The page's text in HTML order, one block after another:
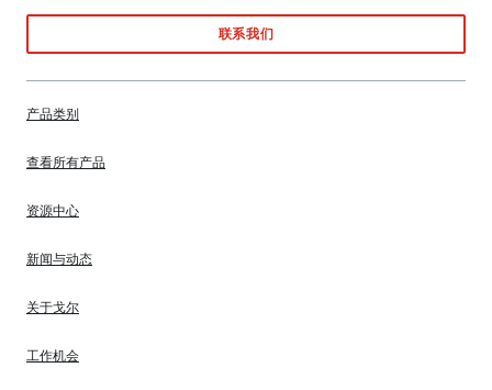
联系我们
产品类别
查看所有产品
资源中心
新闻与动态
关于戈尔
工作机会